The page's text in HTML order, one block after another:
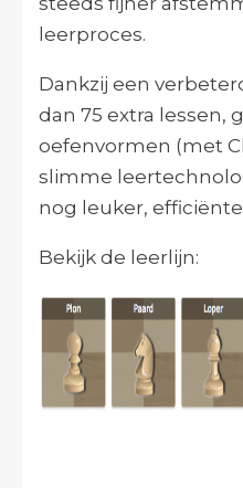
leerproces.
Dankzij een
dan 75 extra lessen,
oefenvormen (met
slimme
nog leuker,
Bekijk de leerlijn: